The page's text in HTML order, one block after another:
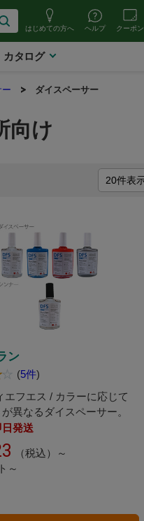
クーポン
ヘルプ
はじめての方へ
カタログ
ダイスペーサー
向け
ン
(5件)
エフエス / カラーに応じて
異なるダイスペーサー。
日発送
（税込）～
～